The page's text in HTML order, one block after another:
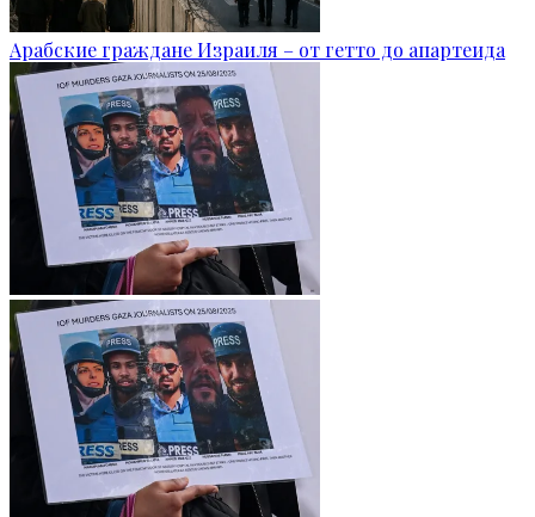
Арабские граждане Израиля – от гетто до апартеида